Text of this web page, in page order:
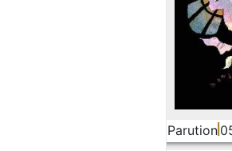
Parution